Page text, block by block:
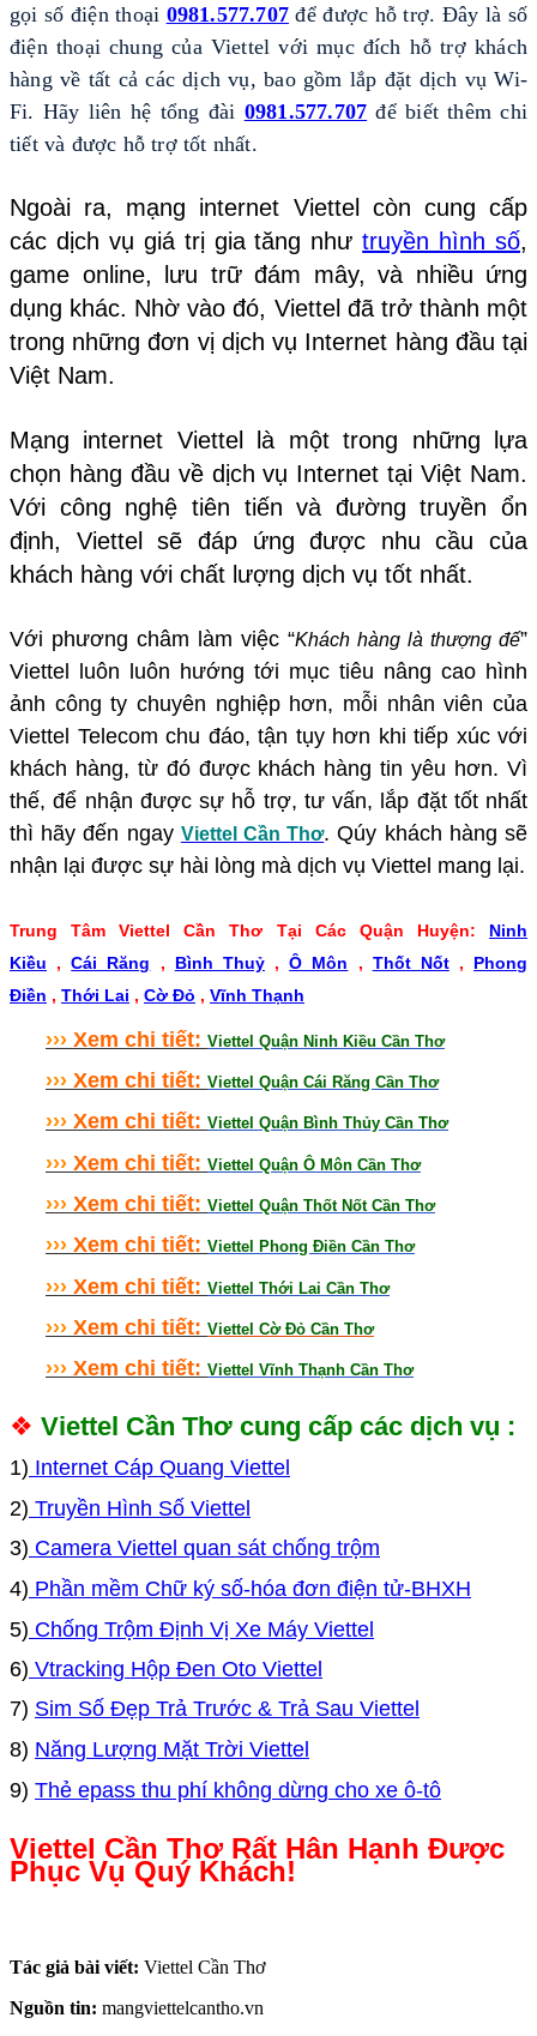
gọi số điện thoại 0981.577.707 để được hỗ trợ. Đây là số
điện thoại chung của Viettel với mục đích hỗ trợ khách
hàng về tất cả các dịch vụ, bao gồm lắp đặt dịch vụ Wi-
Fi. Hãy liên hệ tổng đài 0981.577.707 để biết thêm chi
tiết và được hỗ trợ tốt nhất.
Ngoài ra, mạng internet Viettel còn cung cấp
các dịch vụ giá trị gia tăng nhưtruyền hình số,
game online, lưu trữ đám mây, và nhiều ứng
dụng khác. Nhờ vào đó, Viettel đã trở thành một
trong những đơn vị dịch vụ Internet hàng đầu tại
Việt Nam.
Mạng internet Viettel là một trong những lựa
chọn hàng đầu về dịch vụ Internet tại Việt Nam.
Với công nghệ tiên tiến và đường truyền ổn
định, Viettel sẽ đáp ứng được nhu cầu của
khách hàng với chất lượng dịch vụ tốt nhất.
Với phương châm làm việc “Khách hàng là thượng đế”
Viettel luôn luôn hướng tới mục tiêu nâng cao hình
ảnh công ty chuyên nghiệp hơn, mỗi nhân viên của
Viettel Telecom chu đáo, tận tụy hơn khi tiếp xúc với
khách hàng, từ đó được khách hàng tin yêu hơn. Vì
thế, để nhận được sự hỗ trợ, tư vấn, lắp đặt tốt nhất
thì hãy đến ngay Viettel Cần Thơ. Qúy khách hàng sẽ
nhận lại được sự hài lòng mà dịch vụ Viettel mang lại.
Trung Tâm Viettel Cần Thơ Tại Các Quận Huyện: Ninh
Kiều ,Cái Răng , Bình Thuỷ,Ô Môn , Thốt Nốt, Phong
Điền , Thới Lai , Cờ Đỏ , Vĩnh Thạnh
››› Xem chi tiết: Viettel Quận Ninh Kiều Cần Thơ
››› Xem chi tiết: Viettel Quận Cái Răng Cần Thơ
››› Xem chi tiết: Viettel Quận Bình Thủy Cần Thơ
››› Xem chi tiết: Viettel Quận Ô Môn Cần Thơ
››› Xem chi tiết: Viettel Quận Thốt Nốt Cần Thơ
››› Xem chi tiết: Viettel Phong Điền Cần Thơ
››› Xem chi tiết: Viettel Thới Lai Cần Thơ
››› Xem chi tiết: Viettel Cờ Đỏ Cần Thơ
››› Xem chi tiết: Viettel Vĩnh Thạnh Cần Thơ
❖ Viettel Cần Thơ cung cấp các dịch vụ :
1) Internet Cáp Quang Viettel
2) Truyền Hình Số Viettel
3) Camera Viettel quan sát chống trộm
4) Phần mềm Chữ ký số-hóa đơn điện tử-BHXH
5) Chống Trộm Định Vị Xe Máy Viettel
6) Vtracking Hộp Đen Oto Viettel
7) Sim Số Đẹp Trả Trước & Trả Sau Viettel
8) Năng Lượng Mặt Trời Viettel
9) Thẻ epass thu phí không dừng cho xe ô-tô
Viettel Cần Thơ Rất Hân Hạnh Được
Phục Vụ Quý Khách!
Tác giả bài viết: Viettel Cần Thơ
Nguồn tin: mangviettelcantho.vn